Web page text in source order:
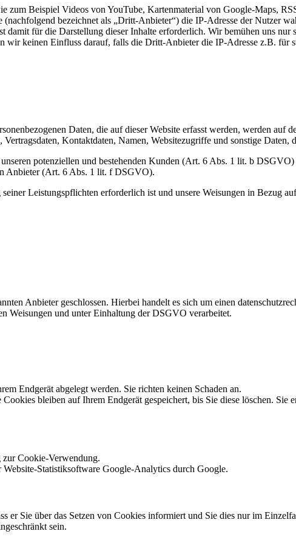
zum Beispiel Videos von YouTube, Kartenmaterial von Google-Maps,
bezeichnet als „Dritt-Anbieter“) die IP-Adresse der Nutzer
für die Darstellung dieser Inhalte erforderlich. Wir bemühen uns
keinen Einfluss darauf, falls die Dritt-Anbieter die IP-Adresse z.B. für
Daten, die auf dieser Website erfasst werden, werden auf
Kontaktdaten, Namen, Websitezugriffe und sonstige Daten,
potenziellen und bestehenden Kunden (Art. 6 Abs. 1 lit. b
Anbieter (Art. 6 Abs. 1 lit. f DSGVO).
Leistungspflichten erforderlich ist und unsere Weisungen in Bezug
Anbieter geschlossen. Hierbei handelt es sich um einen
Weisungen und unter Einhaltung der DSGVO verarbeitet.
Endgerät abgelegt werden. Sie richten keinen Schaden an.
bleiben auf Ihrem Endgerät gespeichert, bis Sie diese löschen. Sie
Cookie-Verwendung.
Statistiksoftware Google-Analytics durch Google.
er Sie über das Setzen von Cookies informiert und Sie dies nur im
sein.